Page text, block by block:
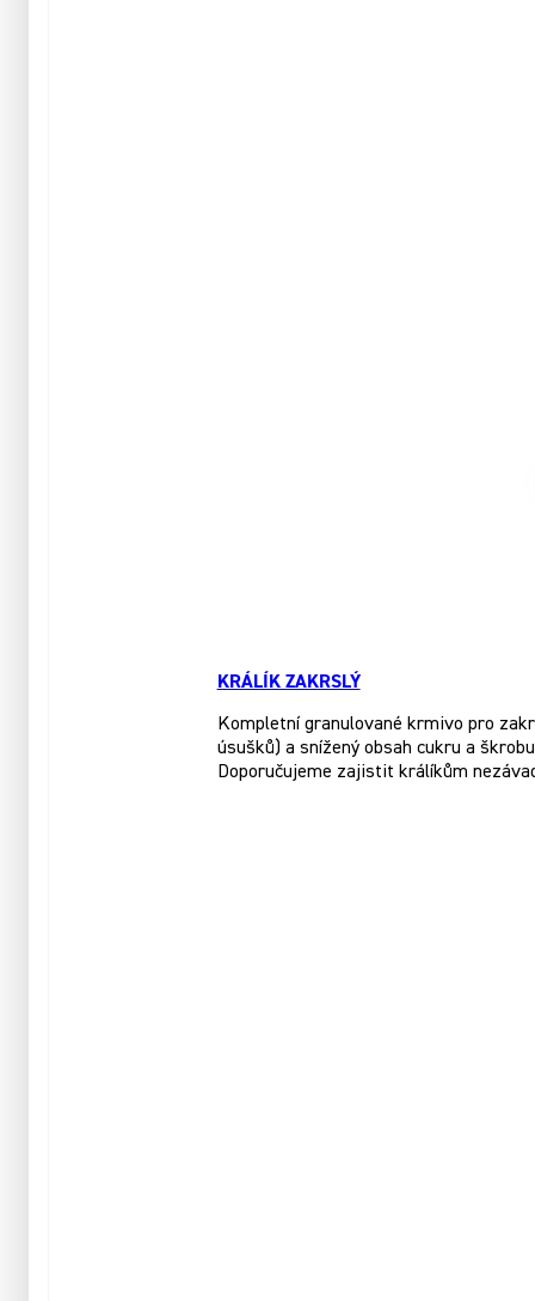
KRÁLÍK ZAKRSLÝ
Kompletní granulované krmivo pro
úsušků) a snížený obsah cukru a
Doporučujeme zajistit králíkům